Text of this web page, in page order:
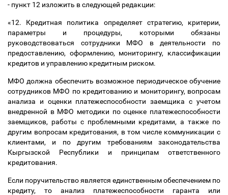
- пункт 12 изложить в следующей редакции:
«12. Кредитная политика определяет стратегию, критерии,
параметры и процедуры, которыми обязаны
руководствоваться сотрудники МФО в деятельности по
предоставлению, оформлению, мониторингу, классификации
кредитов и управлению кредитным риском.
МФО должна обеспечить возможное периодическое обучение
сотрудников МФО по кредитованию и мониторингу, вопросам
анализа и оценки платежеспособности заемщика с учетом
внедренной в МФО методики по оценке платежеспособности
заемщиков, работы с проблемными кредитами, а также по
другим вопросам кредитования, в том числе коммуникации с
клиентами, и по другим требованиям законодательства
Кыргызской Республики и принципам ответственного
кредитования.
Если поручительство является единственным обеспечением по
кредиту, то анализ платежеспособности гаранта или